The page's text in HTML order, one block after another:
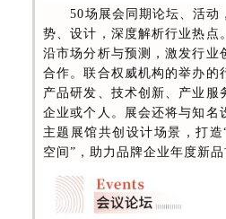
50场展会同期论坛、活动
势、设计，深度解析行业热点
沿市场分析与预测，激发行业
合作。联合权威机构的举办的
产品研发、技术创新、产业服
企业或个人。展会还将与知名
主题展馆共创设计场景，打
空间”，助力品牌企业年度